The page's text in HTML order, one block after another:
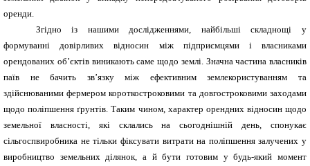
оренди.
Згідно із нашими дослідженнями, найбільші складнощі у
формуванні довірливих відносин між підприємцями і власниками
орендованих об’єктів виникають саме щодо землі. Значна частина власників
паїв не бачить зв’язку між ефективним землекористуванням та
здійснюваними фермером короткостроковими та довгостроковими заходами
щодо поліпшення ґрунтів. Таким чином, характер орендних відносин щодо
земельної власності, які склались на сьогоднішній день, спонукає
сільгоспвиробника не тільки фіксувати витрати на поліпшення залучених у
виробництво земельних ділянок, а й бути готовим у будь-який момент